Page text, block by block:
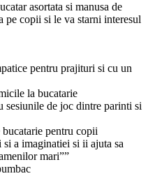
asortata si manusa de
pe copii si le va starni interesul
pentru prajituri si cu un
la bucatarie
sesiunile de joc dintre parinti si
pentru copii
a imaginatiei si ii ajuta sa
mari””